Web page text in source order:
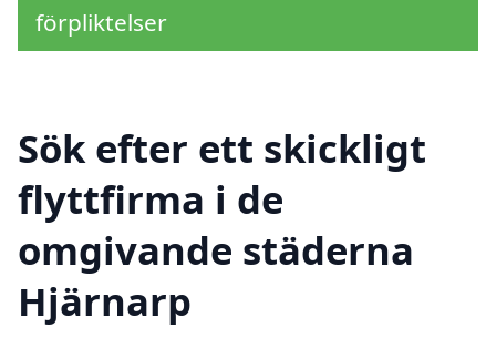
förpliktelser
Sök efter ett skickligt
flyttfirma i de
omgivande städerna
Hjärnarp